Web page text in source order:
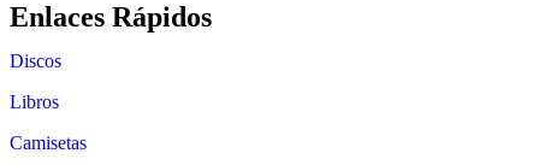
Enlaces Rápidos
Discos
Libros
Camisetas